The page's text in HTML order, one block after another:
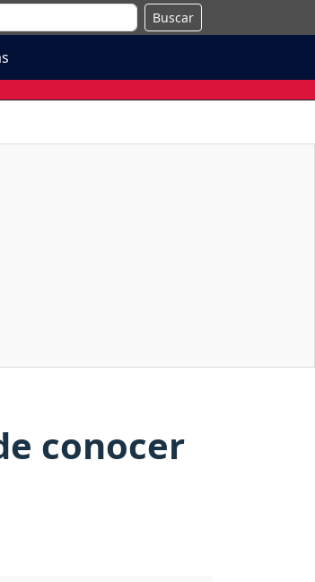
Buscar
conocer